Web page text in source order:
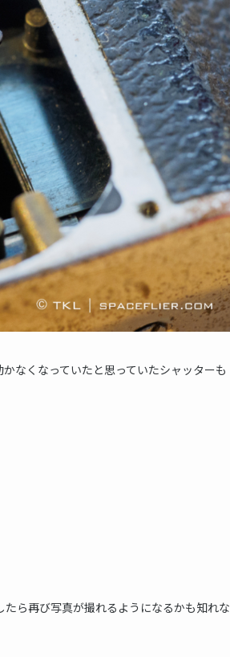
なくなっていたと思っていたシャッターも
ら再び写真が撮れるようになるかも知れな